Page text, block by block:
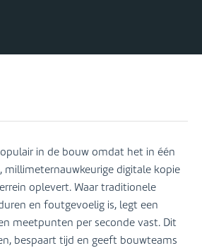
in de bouw omdat het in één
millimeternauwkeurige digitale kopie
oplevert. Waar traditionele
en foutgevoelig is, legt een
meetpunten per seconde vast. Dit
bespaart tijd en geeft bouwteams